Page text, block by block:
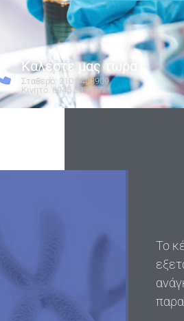
Καλέστε μας τώρα
Σταθερό: 210 9408909
Κινητό: 6945 893837​
Το